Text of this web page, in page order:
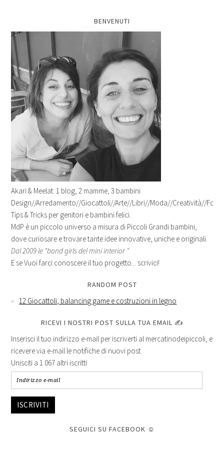
BENVENUTI
Akari & Meelat: 1 blog, 2 mamme, 3 bambini.
Design//Arredamento//Giocattoli//Arte//Libri//Moda//Creatività//
Tips & Tricks per genitori e bambini felici.
MdP è un piccolo universo a misura di Piccoli Grandi bambini,
dove curiosare e trovare tante idee innovative, uniche e originali.
Dal 2009 le "bond girls del mini interior "
E se Vuoi farci conoscere il tuo progetto... scrivici!
RANDOM POST
12 Giocattoli, balancing game e costruzioni in legno
RICEVI I NOSTRI POST SULLA TUA EMAIL ✍
Inserisci il tuo indirizzo e-mail per iscriverti al mercatinodeipiccoli, e
ricevere via e-mail le notifiche di nuovi post.
Unisciti a 1.067 altri iscritti
ISCRIVITI
SEGUICI SU FACEBOOK ☺